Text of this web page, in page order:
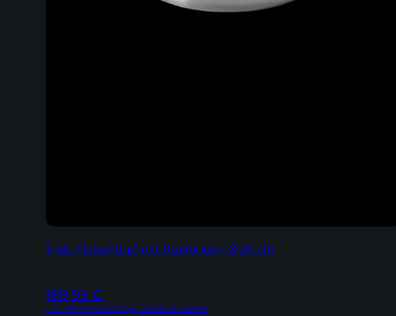
5-ply Fleischtopf mit Kupferkern Ø 24 cm
169,95 €
Inkl. 19% MwSt | zzgl. Versandkosten